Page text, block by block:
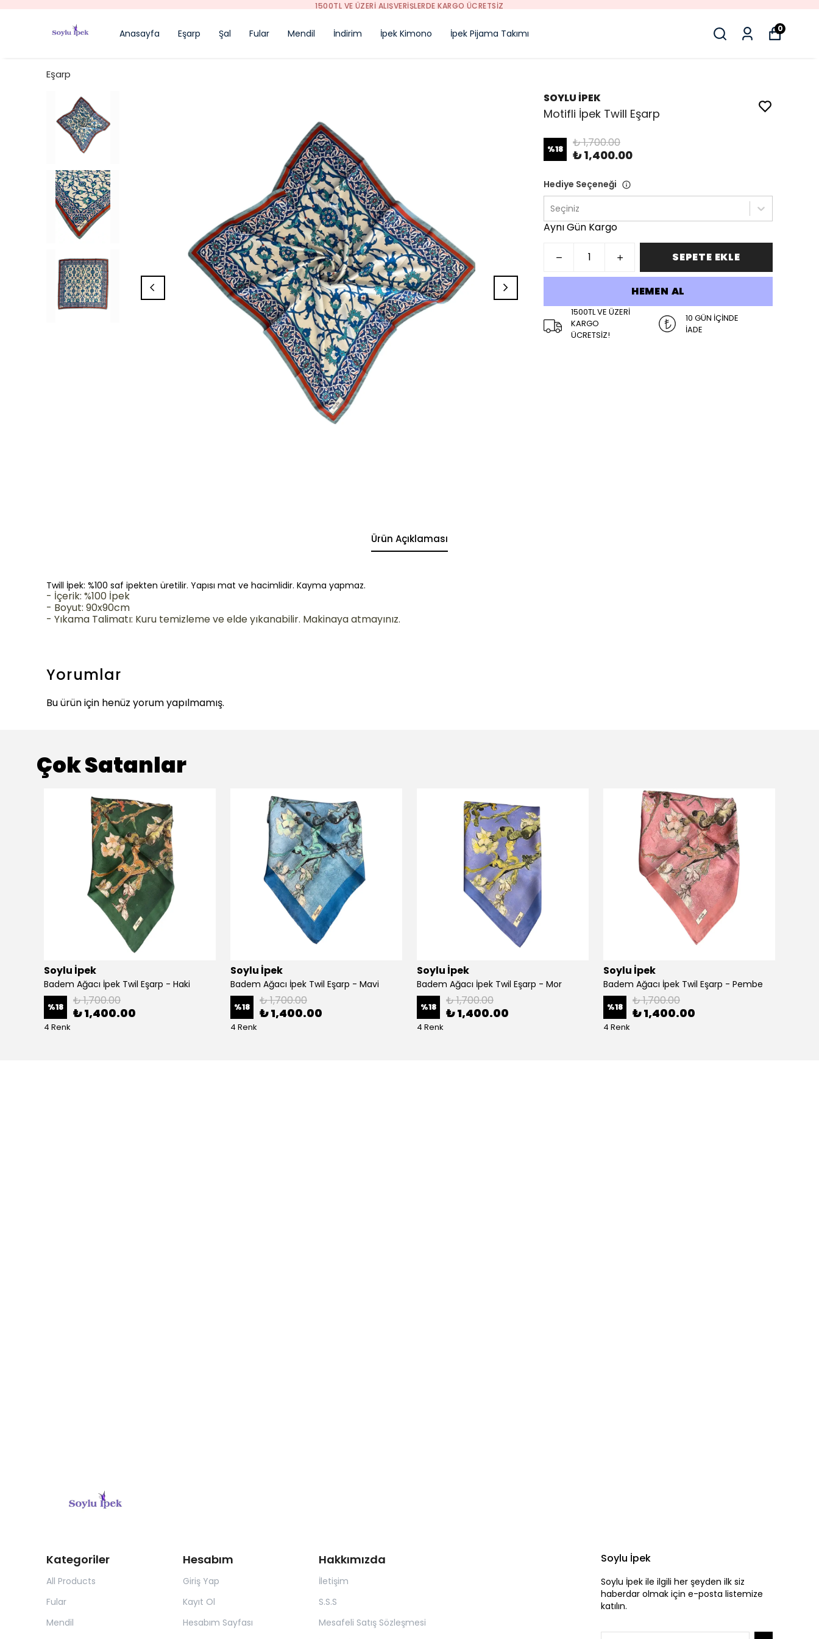
1500TL VE ÜZERİ ALIŞVERİŞLERDE KARGO ÜCRETSİZ
Anasayfa Eşarp Şal Fular Mendil İndirim İpek Kimono İpek Pijama Takımı 0
Eşarp
SOYLU İPEK
Motifli İpek Twill Eşarp
%18 ₺ 1,700.00
₺ 1,400.00
Hediye Seçeneği
Seçiniz
Aynı Gün Kargo
SEPETE EKLE
HEMEN AL
1500TL VE ÜZERİ
KARGO
ÜCRETSİZ!
10 GÜN İÇİNDE
İADE
Ürün Açıklaması
Twill İpek: %100 saf ipekten üretilir. Yapısı mat ve hacimlidir. Kayma yapmaz.
- İçerik: %100 İpek
- Boyut: 90x90cm
- Yıkama Talimatı: Kuru temizleme ve elde yıkanabilir. Makinaya atmayınız.
Yorumlar
Bu ürün için henüz yorum yapılmamış.
Çok Satanlar
Soylu İpek
Badem Ağacı İpek Twil Eşarp - Haki
%18 ₺ 1,700.00
₺ 1,400.00
4 Renk
Soylu İpek
Badem Ağacı İpek Twil Eşarp - Mavi
%18 ₺ 1,700.00
₺ 1,400.00
4 Renk
Soylu İpek
Badem Ağacı İpek Twil Eşarp - Mor
%18 ₺ 1,700.00
₺ 1,400.00
4 Renk
Soylu İpek
Badem Ağacı İpek Twil Eşarp - Pembe
%18 ₺ 1,700.00
₺ 1,400.00
4 Renk
Kategoriler
All Products
Fular
Mendil
Hesabım
Giriş Yap
Kayıt Ol
Hesabım Sayfası
Hakkımızda
İletişim
S.S.S
Mesafeli Satış Sözleşmesi
Soylu İpek
Soylu İpek ile ilgili her şeyden ilk siz
haberdar olmak için e-posta listemize
katılın.